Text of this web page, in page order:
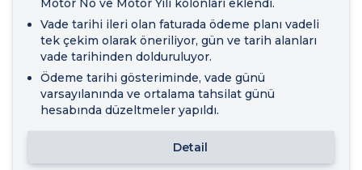
Motor No ve Motor Yılı kolonları eklendi.
Vade tarihi ileri olan faturada ödeme planı vadeli
tek çekim olarak öneriliyor, gün ve tarih alanları
vade tarihinden dolduruluyor.
Ödeme tarihi gösteriminde, vade günü
varsayılanında ve ortalama tahsilat günü
hesabında düzeltmeler yapıldı.
Detail